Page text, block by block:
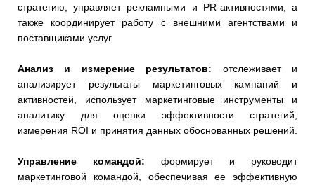
стратегию, управляет рекламными и PR-активностями, а
также координирует работу с внешними агентствами и
поставщиками услуг.
Анализ и измерение результатов: отслеживает и
анализирует результаты маркетинговых кампаний и
активностей, использует маркетинговые инструменты и
аналитику для оценки эффективности стратегий,
измерения ROI и принятия данных обоснованных решений.
Управление командой: формирует и руководит
маркетинговой командой, обеспечивая ее эффективную